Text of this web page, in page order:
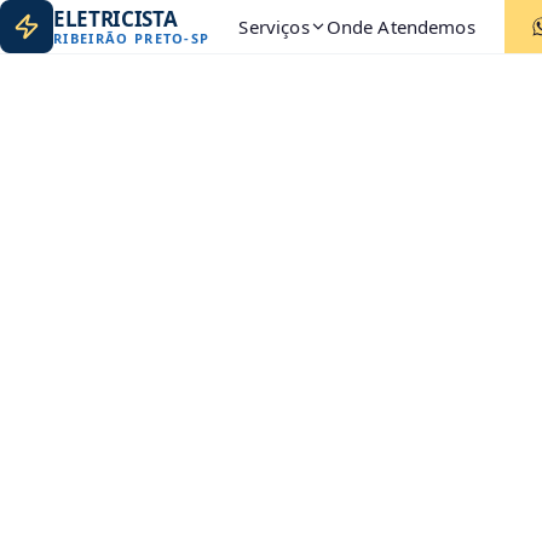
ELETRICISTA
RIBEIRÃO PRETO-SP Serviços Onde Atendemos